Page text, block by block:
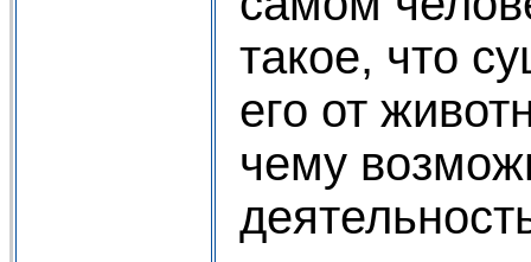
такое, что
его от
чему